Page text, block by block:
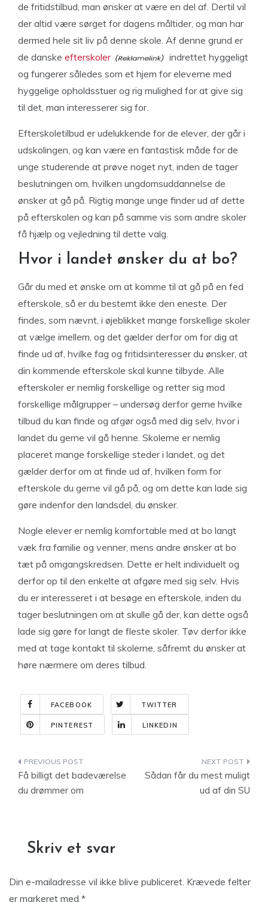
de fritidstilbud, man ønsker at være en del af. Dertil vil
der altid være sørget for dagens måltider, og man har
dermed hele sit liv på denne skole. Af denne grund er
de danske efterskoler
indrettet hyggeligt
og fungerer således som et hjem for eleverne med
hyggelige opholdsstuer og rig mulighed for at give sig
til det, man interesserer sig for.
Efterskoletilbud er udelukkende for de elever, der går i
udskolingen, og kan være en fantastisk måde for de
unge studerende at prøve noget nyt, inden de tager
beslutningen om, hvilken ungdomsuddannelse de
ønsker at gå på. Rigtig mange unge finder ud af dette
på efterskolen og kan på samme vis som andre skoler
få hjælp og vejledning til dette valg.
Hvor i landet ønsker du at bo?
Går du med et ønske om at komme til at gå på en fed
efterskole, så er du bestemt ikke den eneste. Der
findes, som nævnt, i øjeblikket mange forskellige skoler
at vælge imellem, og det gælder derfor om for dig at
finde ud af, hvilke fag og fritidsinteresser du ønsker, at
din kommende efterskole skal kunne tilbyde. Alle
efterskoler er nemlig forskellige og retter sig mod
forskellige målgrupper – undersøg derfor gerne hvilke
tilbud du kan finde og afgør også med dig selv, hvor i
landet du gerne vil gå henne. Skolerne er nemlig
placeret mange forskellige steder i landet, og det
gælder derfor om at finde ud af, hvilken form for
efterskole du gerne vil gå på, og om dette kan lade sig
gøre indenfor den landsdel, du ønsker.
Nogle elever er nemlig komfortable med at bo langt
væk fra familie og venner, mens andre ønsker at bo
tæt på omgangskredsen. Dette er helt individuelt og
derfor op til den enkelte at afgøre med sig selv. Hvis
du er interesseret i at besøge en efterskole, inden du
tager beslutningen om at skulle gå der, kan dette også
lade sig gøre for langt de fleste skoler. Tøv derfor ikke
med at tage kontakt til skolerne, såfremt du ønsker at
høre nærmere om deres tilbud.
FACEBOOK TWITTER
PINTEREST LINKEDIN
Indlægsnavigation
Få billigt det badeværelse
du drømmer om
Sådan får du mest muligt
ud af din SU
Skriv et svar
Din e-mailadresse vil ikke blive publiceret. Krævede felter
er markeret med *